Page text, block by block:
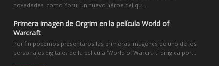
novedades, como Yoru, un nuevo héroe del qu...
Primera imagen de Orgrim en la película World of
Warcraft
Por fin podemos presentaros las primeras imágenes de uno de los
personajes digitales de la película 'World of Warcraft' dirigida por...